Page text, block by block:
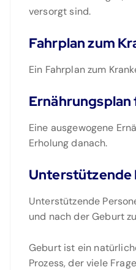
versorgt sind.
Fahrplan zum
Ein Fahrplan zum
Eine ausgewogene
Erholung danach.
Unterstützende
Unterstützende
und nach der Geburt
Geburt ist ein
Prozess, der viele